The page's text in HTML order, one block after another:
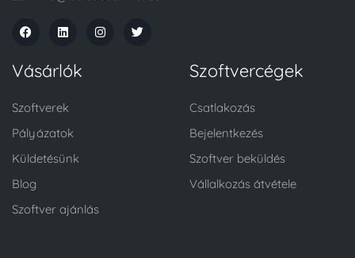
Vásárlók
Szoftverek
Pályázatok
Küldetésünk
Blog
Szoftver ajánlás
Szoftvercégek
Csatlakozás
Bejelentkezés
Szoftver beküldés
Vállalkozás átvétele